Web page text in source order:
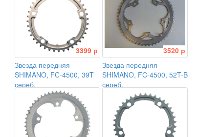
3399 р
Звезда передняя
SHIMANO, FC-4500, 39T
сереб.
3520 р
Звезда передняя
SHIMANO, FC-4500, 52T-B
сереб.